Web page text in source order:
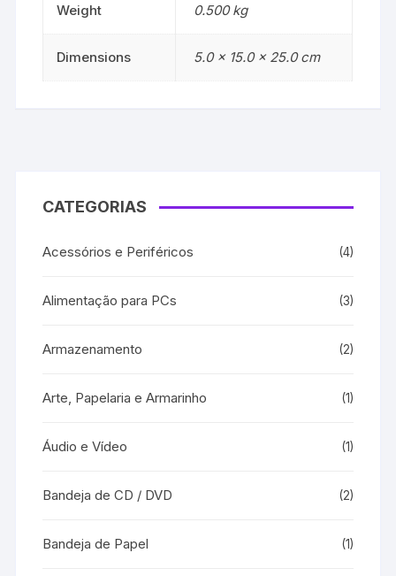
Weight 0.500 kg
Dimensions 5.0 × 15.0 × 25.0 cm
CATEGORIAS
Acessórios e Periféricos (4)
Alimentação para PCs (3)
Armazenamento (2)
Arte, Papelaria e Armarinho (1)
Áudio e Vídeo (1)
Bandeja de CD / DVD (2)
Bandeja de Papel (1)